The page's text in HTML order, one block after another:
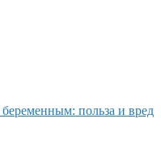
польза и вред